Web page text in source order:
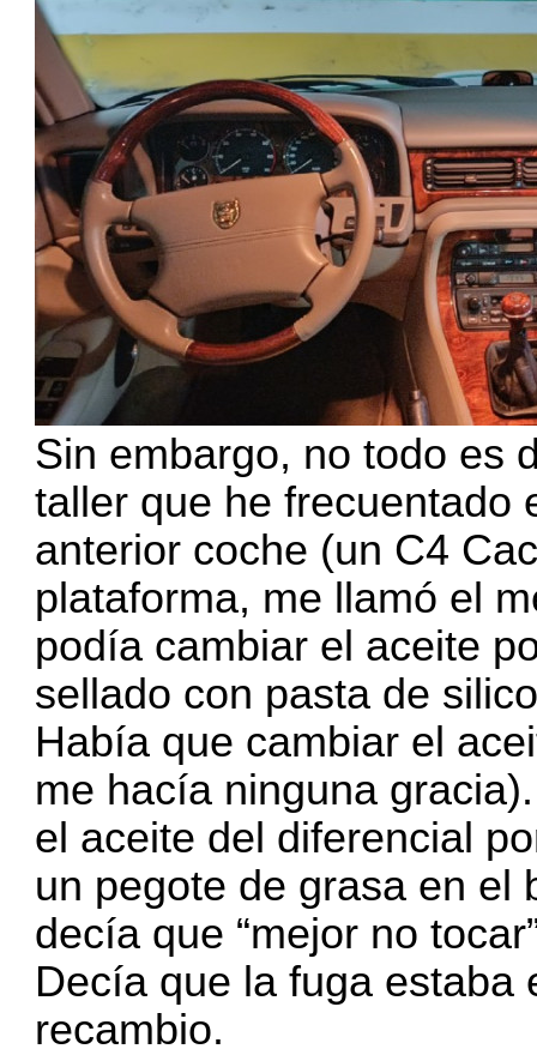
Sin embargo, no todo es
taller que he frecuentado
anterior coche (un C4
plataforma, me llamó el
podía cambiar el aceite
sellado con pasta de
Había que cambiar el
me hacía ninguna
el aceite del diferencial
un pegote de grasa en el
decía que “mejor no
Decía que la fuga estaba
recambio.